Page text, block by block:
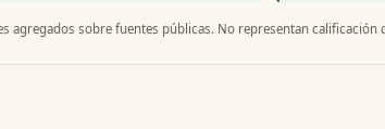
agregados sobre fuentes públicas. No representan